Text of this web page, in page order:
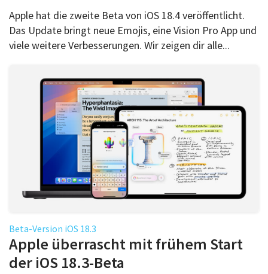
Apple hat die zweite Beta von iOS 18.4 veröffentlicht.
Das Update bringt neue Emojis, eine Vision Pro App und
viele weitere Verbesserungen. Wir zeigen dir alle...
Beta-Version iOS 18.3
Apple überrascht mit frühem Start
der iOS 18.3-Beta